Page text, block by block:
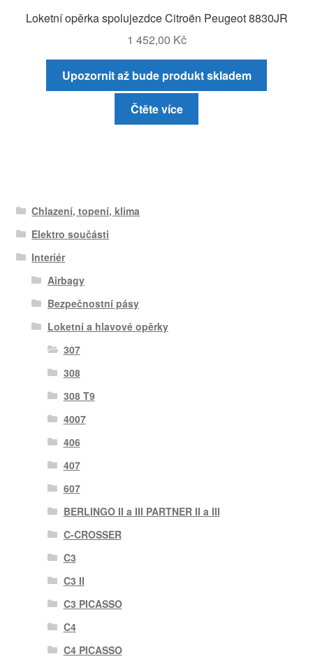
Loketní opěrka spolujezdce Citroën Peugeot 8830JR
1 452,00 Kč
Upozornit až bude produkt skladem
Čtěte více
Chlazení, topení, klima
Elektro součásti
Interiér
Airbagy
Bezpečnostní pásy
Loketní a hlavové opěrky
307
308
308 T9
4007
406
407
607
BERLINGO II a III PARTNER II a III
C-CROSSER
C3
C3 II
C3 PICASSO
C4
C4 PICASSO